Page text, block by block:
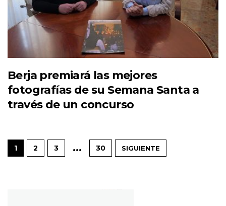
Berja premiará las mejores
fotografías de su Semana Santa a
través de un concurso
1 2 3 … 30 SIGUIENTE